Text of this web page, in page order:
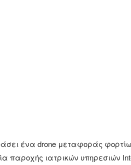
ένα drone μεταφοράς
παροχής ιατρικών υπηρεσιών